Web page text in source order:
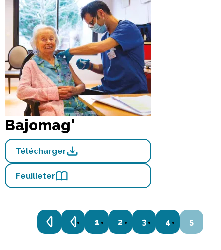
Bajomag'
Télécharger
Feuilleter
1 2 3 4 5